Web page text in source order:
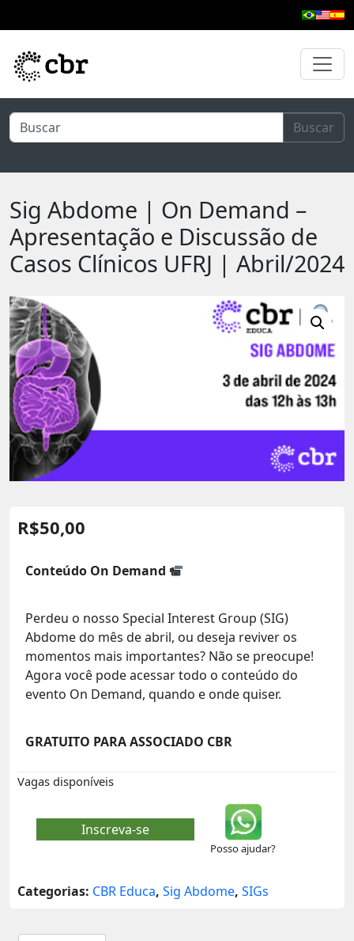
Buscar
Sig Abdome | On Demand –
Apresentação e Discussão de
Casos Clínicos UFRJ | Abril/2024
R$50,00
Conteúdo On Demand
Perdeu o nosso Special Interest Group (SIG)
Abdome do mês de abril, ou deseja reviver os
momentos mais importantes? Não se preocupe!
Agora você pode acessar todo o conteúdo do
evento On Demand, quando e onde quiser.
GRATUITO PARA ASSOCIADO CBR
Vagas disponíveis
Inscreva-se
Posso ajudar?
Categorias: CBR Educa, Sig Abdome, SIGs